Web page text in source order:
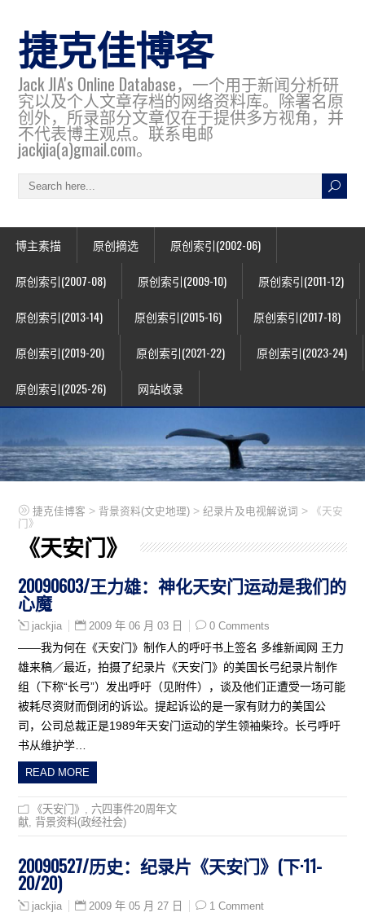
捷克佳博客
Jack JIA's Online Database，一个用于新闻分析研
究以及个人文章存档的网络资料库。除署名原
创外，所录部分文章仅在于提供多方视角，并
不代表博主观点。联系电邮
jackjia(a)gmail.com。
博主素描 原创摘选 原创索引(2002-06)
原创索引(2007-08) 原创索引(2009-10) 原创索引(2011-12)
原创索引(2013-14) 原创索引(2015-16) 原创索引(2017-18)
原创索引(2019-20) 原创索引(2021-22) 原创索引(2023-24)
原创索引(2025-26) 网站收录
捷克佳博客 > 背景资料(文史地理) >纪录片及电视解说词 >
《天安
门》
《天安门》
20090603/王力雄：神化天安门运动是我们的
心魔
jackjia 2009 年 06 月 03 日 0 Comments
——我为何在《天安门》制作人的呼吁书上签名 多维新闻网 王力
雄来稿／最近，拍摄了纪录片《天安门》的美国长弓纪录片制作
组（下称“长弓”）发出呼吁（见附件），谈及他们正遭受一场可能
被耗尽资财而倒闭的诉讼。提起诉讼的是一家有财力的美国公
司，公司总裁正是1989年天安门运动的学生领袖柴玲。长弓呼吁
书从维护学…
READ MORE
《天安门》 ,六四事件20周年文
献 背景资料(政经社会)
20090527/历史：纪录片《天安门》(下·11-
20/20)
jackjia 2009 年 05 月 27 日 1 Comment